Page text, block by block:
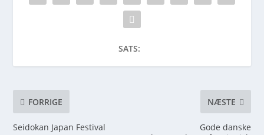
SATS:
FORRIGE
Seidokan Japan Festival
NÆSTE
Gode danske